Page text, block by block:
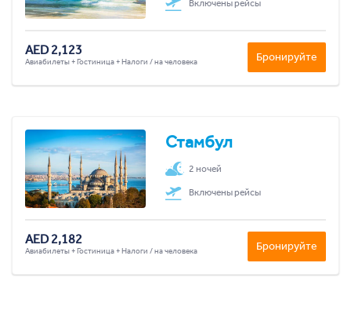
Включены рейсы
AED 2,123
Авиабилеты + Гостиница + Налоги / на человека Бронируйте
Стамбул
2 ночей
Включены рейсы
AED 2,182
Авиабилеты + Гостиница + Налоги / на человека Бронируйте